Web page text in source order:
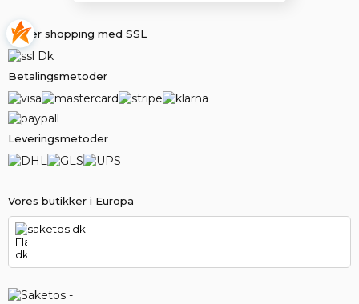
Vores butikker i Europa
saketos.dk
Sikker shopping med SSL
Betalingsmetoder
Leveringsmetoder